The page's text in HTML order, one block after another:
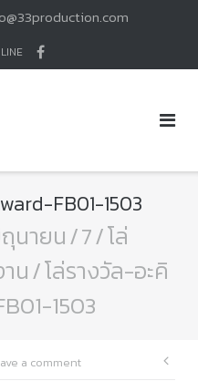
LINE
FB01-1503
นายน/7/โล่
น/โล่รางวัล-อะคิ
1503
a comment
แน